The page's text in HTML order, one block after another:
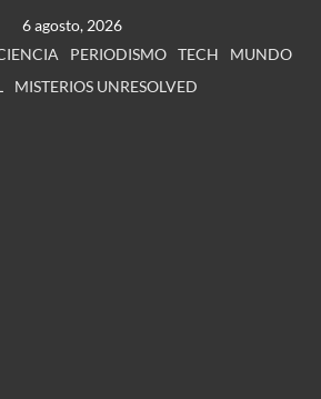
6 agosto, 2026
PERIODISMO TECH
MUNDO
MISTERIOS UNRESOLVED